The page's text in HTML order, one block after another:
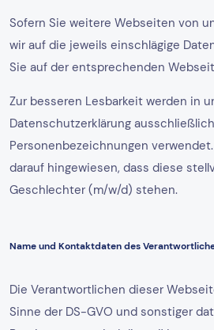
Sofern Sie weitere Webseiten von
wir auf die jeweils einschlägige
Sie auf der entsprechenden
Zur besseren Lesbarkeit werden in
Datenschutzerklärung
Personenbezeichnungen
darauf hingewiesen, dass diese
Geschlechter (m/w/d) stehen.
Name und Kontaktdaten des
Die Verantwortlichen dieser
Sinne der DS-GVO und sonstiger